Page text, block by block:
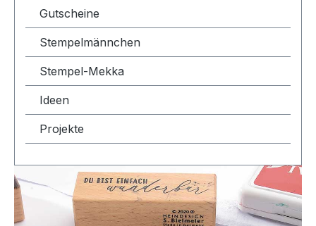
Gutscheine
Stempelmännchen
Stempel-Mekka
Ideen
Projekte